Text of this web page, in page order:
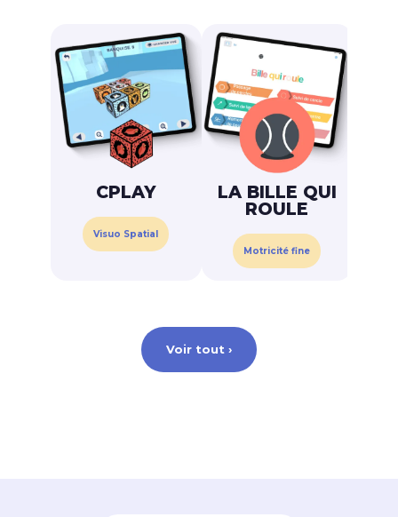
CPLAY
Visuo Spatial
LA BILLE QUI
ROULE
Motricité fine
Voir tout ›